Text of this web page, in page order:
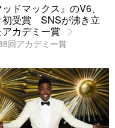
ッドマックス』のV6、
初受賞 SNSが沸き立
アカデミー賞
回アカデミー賞